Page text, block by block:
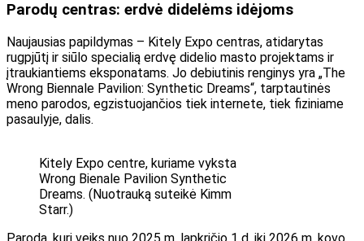
Parodų centras: erdvė didelėms idėjoms
Naujausias papildymas – Kitely Expo centras, atidarytas
rugpjūtį ir siūlo specialią erdvę didelio masto projektams ir
įtraukiantiems eksponatams. Jo debiutinis renginys yra „The
Wrong Biennale Pavilion: Synthetic Dreams“, tarptautinės
meno parodos, egzistuojančios tiek internete, tiek fiziniame
pasaulyje, dalis.
Kitely Expo centre, kuriame vyksta
Wrong Bienale Pavilion Synthetic
Dreams. (Nuotrauką suteikė Kimm
Starr.)